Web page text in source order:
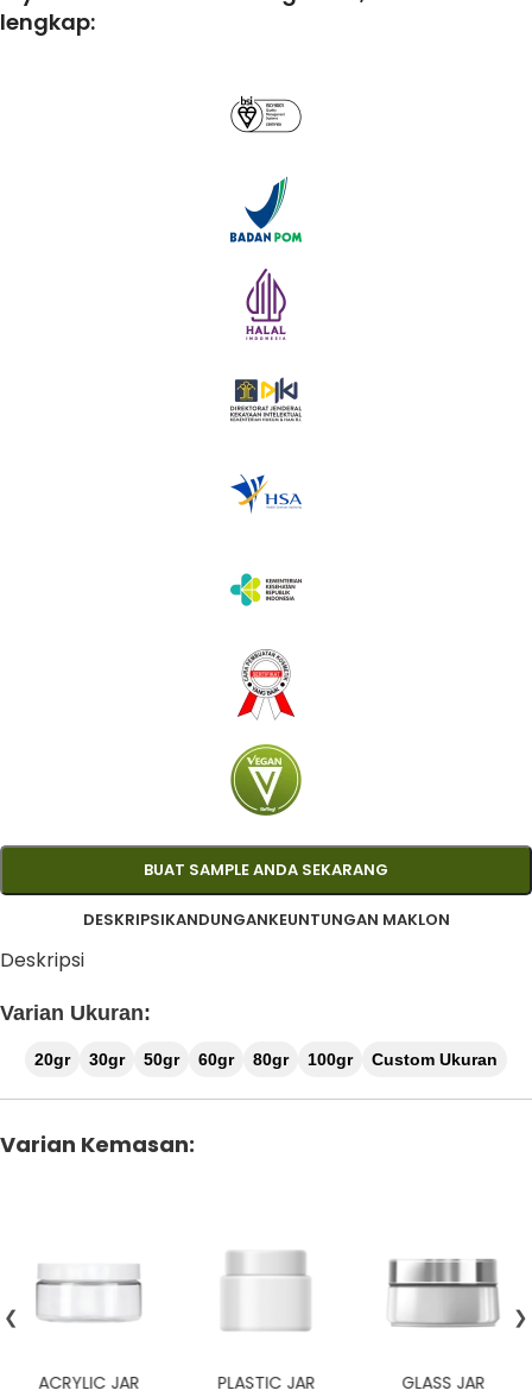
lengkap:
BUAT SAMPLE ANDA SEKARANG
DESKRIPSIKANDUNGANKEUNTUNGAN MAKLON
Deskripsi
Varian Ukuran:
20gr 30gr 50gr 60gr 80gr 100gr Custom Ukuran
Varian Kemasan:
PLASTIC JAR GLASS JAR CUSTOM
❮ ❯